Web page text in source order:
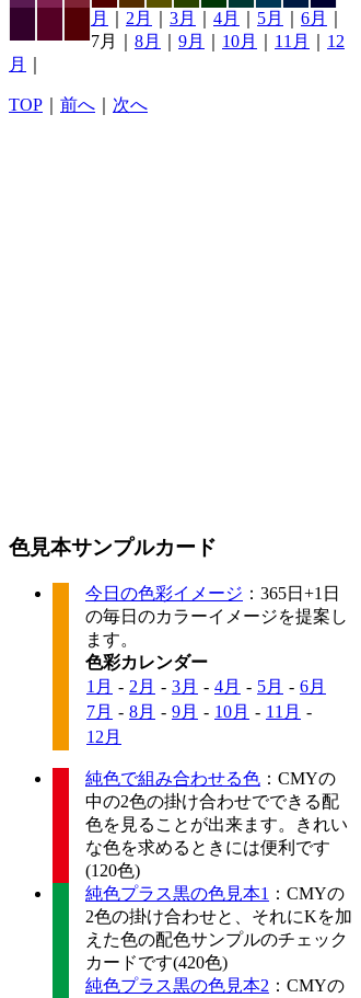
月 2月 3月 4月 5月 6月
7月｜ 8月 9月 10月 11月
12
月
TOP 前へ 次へ
色見本サンプルカード
今日の色彩イメージ ：365日+1日
の毎日のカラーイメージを提案し
ます。
色彩カレンダー
1月 - 2月 - 3月 - 4月 - 5月 - 6月
7月 - 8月 - 9月 - 10月 - 11月 -
12月
純色で組み合わせる色 ：CMYの
中の2色の掛け合わせでできる配
色を見ることが出来ます。きれい
な色を求めるときには便利です
(120色)
純色プラス黒の色見本1 ：CMYの
2色の掛け合わせと、それにKを加
えた色の配色サンプルのチェック
カードです(420色)
純色プラス黒の色見本2 ：CMYの